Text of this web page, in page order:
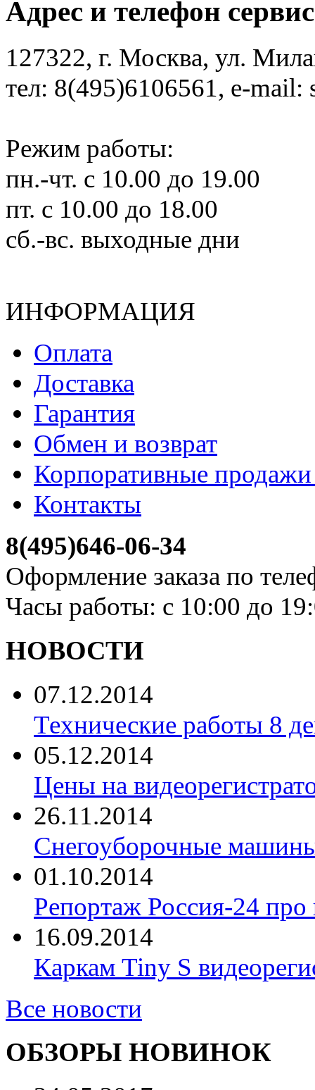
Адрес и телефон
127322, г. Москва, ул.
тел: 8(495)6106561, e-mail:
Режим работы:
пн.-чт. с 10.00 до 19.00
пт. с 10.00 до 18.00
сб.-вс. выходные дни
ИНФОРМАЦИЯ
Оплата
Доставка
Гарантия
Обмен и возврат
Корпоративные
Контакты
8(495)646-06-34
Оформление заказа по
Часы работы: с 10:00 до
НОВОСТИ
07.12.2014
Технические работы 8
05.12.2014
Цены на
26.11.2014
Снегоуборочные машины
01.10.2014
Репортаж Россия-24 про
16.09.2014
Каркам Tiny S
Все новости
ОБЗОРЫ НОВИНОК